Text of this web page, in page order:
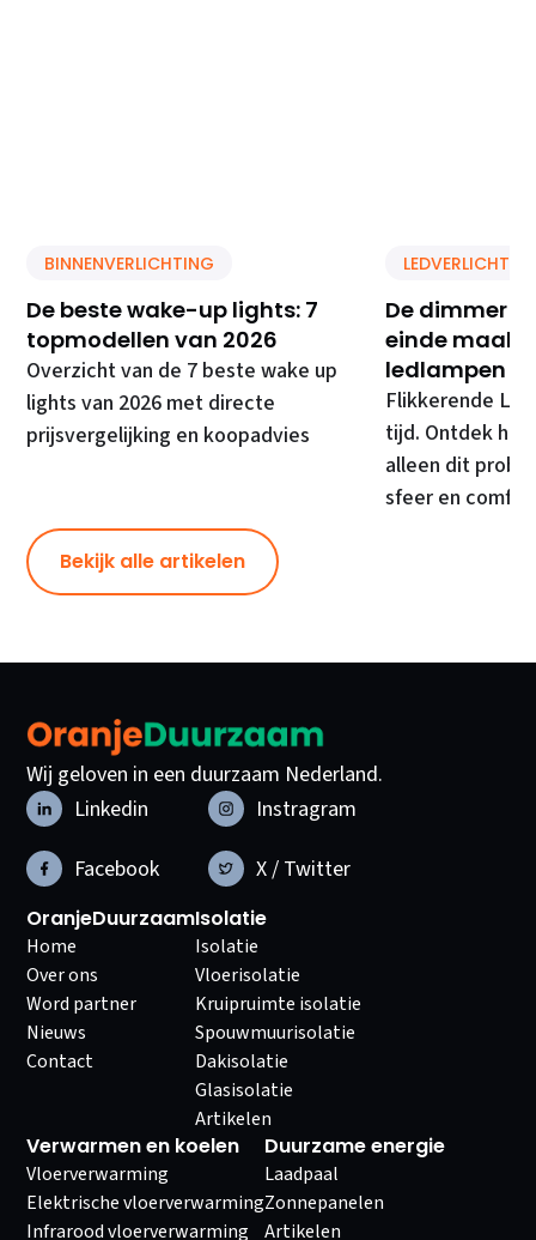
BINNENVERLICHTING
De beste wake-up lights: 7
topmodellen van 2026
Overzicht van de 7 beste wake up
lights van 2026 met directe
prijsvergelijking en koopadvies
De dimmer
einde maakt
ledlampen
Flikkerende
tijd. Ontdek
alleen dit
sfeer en
Bekijk alle artikelen
Wij geloven in een duurzaam Nederland.
Linkedin
Instragram
Facebook
X / Twitter
OranjeDuurzaam
Home
Over ons
Word partner
Nieuws
Contact
Isolatie
Isolatie
Vloerisolatie
Kruipruimte isolatie
Spouwmuurisolatie
Dakisolatie
Glasisolatie
Artikelen
Verwarmen en koelen
Vloerverwarming
Elektrische vloerverwarming
Infrarood vloerverwarming
Duurzame energie
Laadpaal
Zonnepanelen
Artikelen